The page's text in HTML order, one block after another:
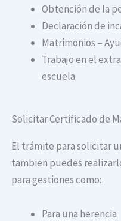
Obtención de la
Declaración de
Matrimonios –
Trabajo en el
escuela
Solicitar Certificado de
El trámite para solicitar
tambien puedes
para gestiones como:
Para una herencia